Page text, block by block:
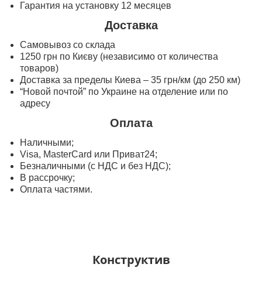
Гарантия на установку 12 месяцев
Доставка
Самовывоз со склада
1250 грн по Києву (независимо от количества
товаров)
Доставка за пределы Киева – 35 грн/км (до 250 км)
“Новой почтой” по Украине на отделение или по
адресу
Оплата
Наличными;
Visa, MasterСard или Приват24;
Безналичными (с НДС и без НДС);
В рассрочку;
Оплата частями.
Конструктив